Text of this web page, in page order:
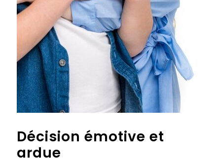
Décision émotive et
ardue